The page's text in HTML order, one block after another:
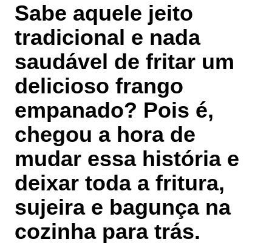
Sabe aquele jeito
tradicional e nada
saudável de fritar um
delicioso frango
empanado? Pois é,
chegou a hora de
mudar essa história e
deixar toda a fritura,
sujeira e bagunça na
cozinha para trás.